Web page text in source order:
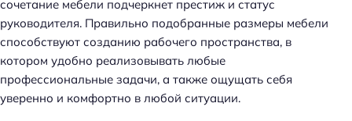
сочетание мебели подчеркнет престиж и статус
руководителя. Правильно подобранные размеры мебели
способствуют созданию рабочего пространства, в
котором удобно реализовывать любые
профессиональные задачи, а также ощущать себя
уверенно и комфортно в любой ситуации.